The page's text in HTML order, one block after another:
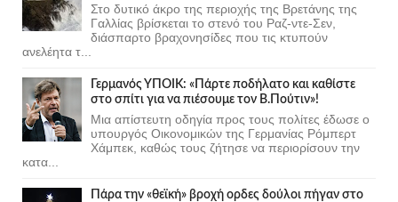
Στο δυτικό άκρο της περιοχής της Βρετάνης της
Γαλλίας βρίσκεται το στενό του Ραζ-ντε-Σεν,
διάσπαρτο βραχονησίδες που τις κτυπούν
ανελέητα τ...
Γερμανός ΥΠΟΙΚ: «Πάρτε ποδήλατο και καθίστε
στο σπίτι για να πιέσουμε τον Β.Πούτιν»!
Μια απίστευτη οδηγία προς τους πολίτες έδωσε ο
υπουργός Οικονομικών της Γερμανίας Ρόμπερτ
Χάμπεκ, καθώς τους ζήτησε να περιορίσουν την
κατα...
Πάρα την «θεϊκή» βροχή ορδες δούλοι πήγαν στο